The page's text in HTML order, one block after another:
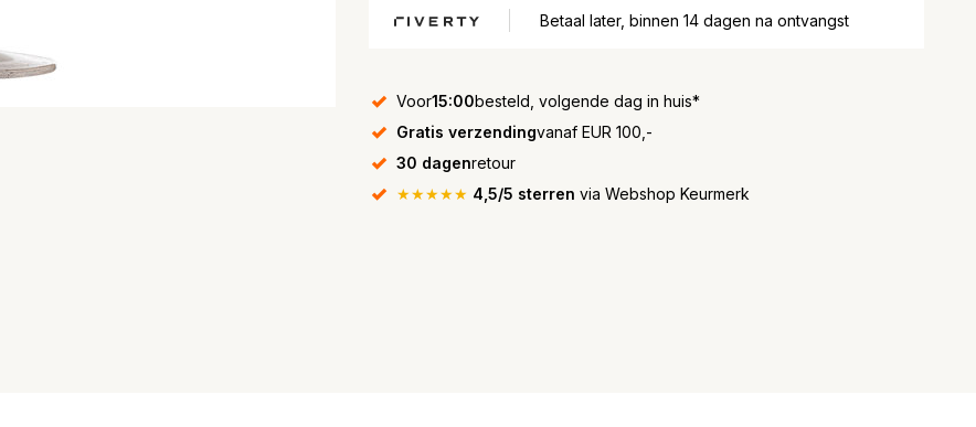
Betaal later, binnen 14 dagen na ontvangst
Voor15:00besteld, volgende dag in huis*
Gratis verzendingvanaf EUR 100,-
30 dagenretour
★★★★★ 4,5/5 sterren via Webshop Keurmerk